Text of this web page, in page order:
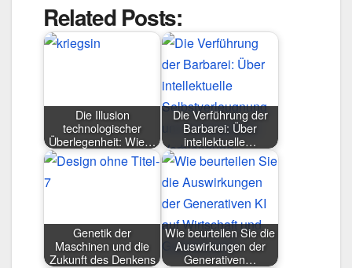
Related Posts:
Die Illusion
technologischer
Überlegenheit: Wie…
Die Verführung der
Barbarei: Über
intellektuelle…
Genetik der
Maschinen und die
Zukunft des Denkens
Wie beurteilen Sie die
Auswirkungen der
Generativen…